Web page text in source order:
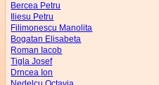
Bercea Petru
Iliesu Petru
Filimonescu Manolita
Bogatan Elisabeta
Roman Iacob
Tigla Josef
Drncea Ion